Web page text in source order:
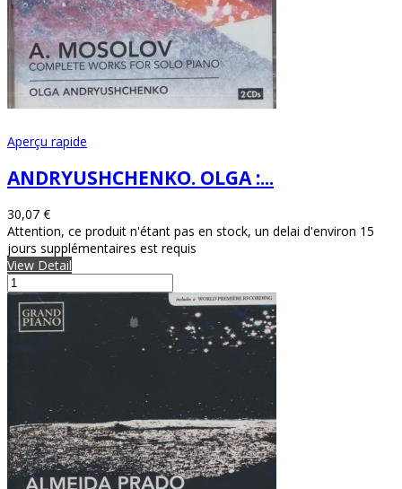
Aperçu rapide
ANDRYUSHCHENKO. OLGA :...
30,07 €
Attention, ce produit n'étant pas en stock, un delai d'environ 15
jours supplémentaires est requis
View Detail